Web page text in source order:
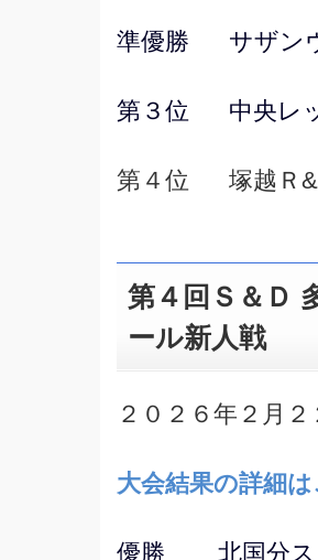
準優勝 サザン
第３位 中央レ
第４位 塚越Ｒ&
第４回Ｓ＆Ｄ
ール新人戦
２０２６年２月
大会結果の詳細
優勝 北国分ス